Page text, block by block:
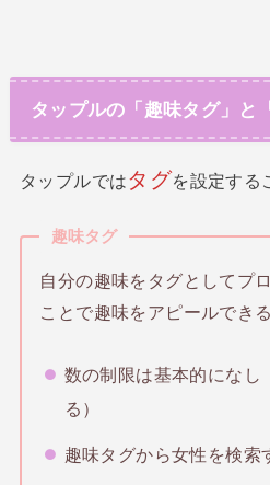
タップルの「趣味タグ」と
タップルではタグを設定する
趣味タグ
自分の趣味をタグとしてプ
ことで趣味をアピールでき
数の制限は基本的になし
る）
趣味タグから女性を検索